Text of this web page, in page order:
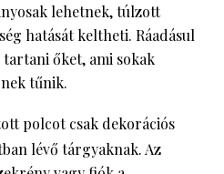
lehetnek, túlzott
hatását keltheti. Ráadásul
őket, ami sokak
tűnik.
polcot csak dekorációs
lévő tárgyaknak. Az